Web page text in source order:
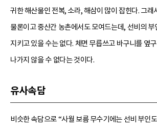
귀한 해산물인 전복, 소라, 해삼이 많이 잡힌다. 그래
물론이고 중산간 농촌에서도 모여드는데, 선비의 부
지키고 있을 수는 없다. 체면 무릅쓰고 바구니를 옆
나가지 않을 수 없다는 것이다.
유사속담
비슷한 속담으로 “사월 보름 무수기에는 선비 부인